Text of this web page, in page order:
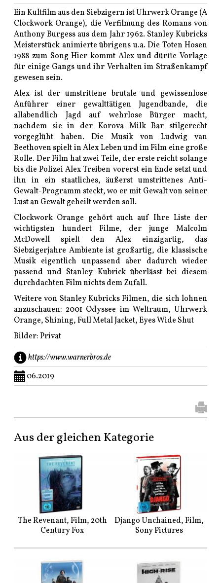
Ein Kultfilm aus den Siebzigern ist Uhrwerk Orange (A
Clockwork Orange), die Verfilmung des Romans von
Anthony Burgess aus dem Jahr 1962. Stanley Kubricks
Meisterstück animierte übrigens u.a. Die Toten Hosen
1988 zum Song Hier kommt Alex und dürfte Vorlage
für einige Gangs und ihr Verhalten im Straßenkampf
gewesen sein.
Alex ist der umstrittene brutale und gewissenlose
Anführer einer gewalttätigen Jugendbande, die
allabendlich Jagd auf wehrlose Bürger macht,
nachdem sie in der Korova Milk Bar stilgerecht
vorgeglüht haben. Die Musik von Ludwig van
Beethoven spielt in Alex Leben und im Film eine große
Rolle. Der Film hat zwei Teile, der erste reicht solange
bis die Polizei Alex Treiben vorerst ein Ende setzt und
ihn in ein staatliches, äußerst umstrittenes Anti-
Gewalt-Programm steckt, wo er mit Gewalt von seiner
Lust an Gewalt geheilt werden soll.
Clockwork Orange gehört auch auf Ihre Liste der
wichtigsten hundert Filme, der junge Malcolm
McDowell spielt den Alex einzigartig, das
Siebzigerjahre Ambiente ist großartig, die klassische
Musik eigentlich unpassend aber dadurch wieder
passend und Stanley Kubrick überlässt bei diesem
durchdachten Film nichts dem Zufall.
Weitere von Stanley Kubricks Filmen, die sich lohnen
anzuschauen: 2001 Odyssee im Weltraum, Uhrwerk
Orange, Shining, Full Metal Jacket, Eyes Wide Shut
Bilder: Privat
https://www.warnerbros.de
06.2019
Aus der gleichen Kategorie
The Revenant, Film, 20th
Century Fox
Django Unchained, Film,
Sony Pictures